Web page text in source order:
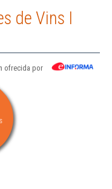
de Vins I
ofrecida por